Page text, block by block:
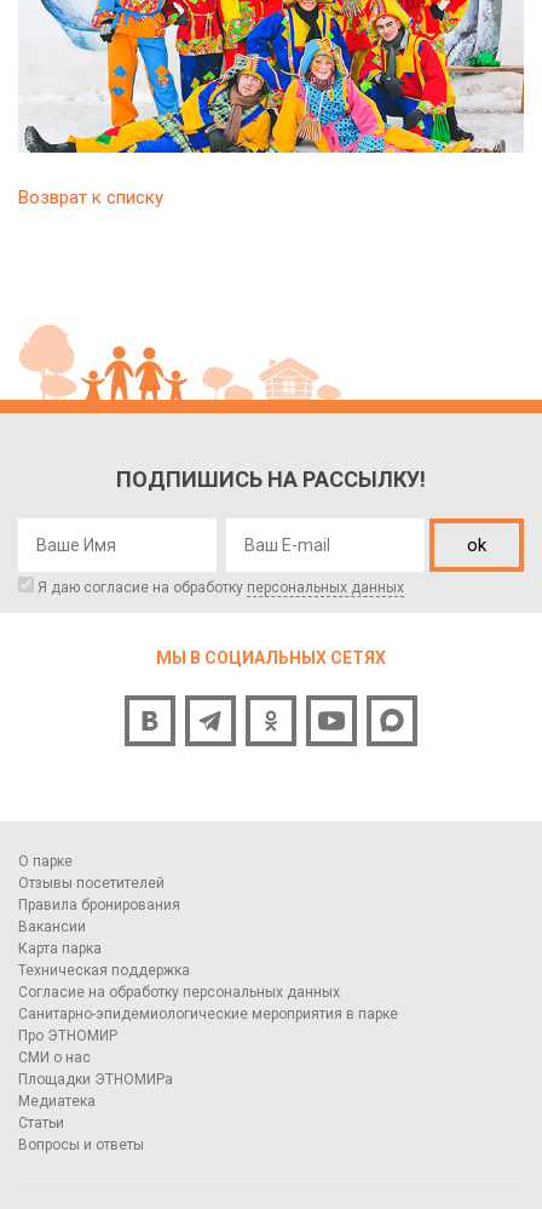
Возврат к списку
ПОДПИШИСЬ НА РАССЫЛКУ!
ok
Я даю согласие на обработку персональных данных
МЫ В СОЦИАЛЬНЫХ СЕТЯХ
О парке
Отзывы посетителей
Правила бронирования
Вакансии
Карта парка
Техническая поддержка
Согласие на обработку персональных данных
Санитарно-эпидемиологические мероприятия в парке
Про ЭТНОМИР
СМИ о нас
Площадки ЭТНОМИРа
Медиатека
Статьи
Вопросы и ответы